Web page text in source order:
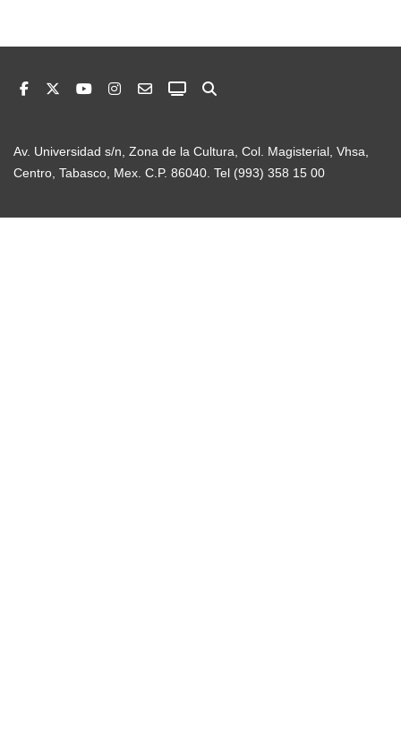
Av. Universidad s/n, Zona de la Cultura, Col. Magisterial, Vhsa,
Centro, Tabasco, Mex. C.P. 86040. Tel (993) 358 15 00